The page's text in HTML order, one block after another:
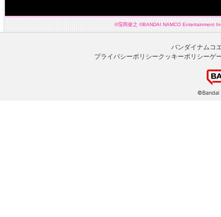
©窪岡俊之 ©BANDAI NAMCO Entertainment
バンダイナムコ
プライバシーポリシークッキーポリシーゲ
©Bandai